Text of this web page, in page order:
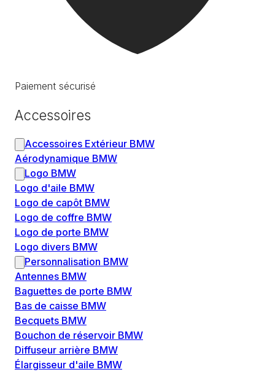
Paiement sécurisé
Accessoires
Accessoires Extérieur BMW
Aérodynamique BMW
Logo BMW
Logo d'aile BMW
Logo de capôt BMW
Logo de coffre BMW
Logo de porte BMW
Logo divers BMW
Personnalisation BMW
Antennes BMW
Baguettes de porte BMW
Bas de caisse BMW
Becquets BMW
Bouchon de réservoir BMW
Diffuseur arrière BMW
Élargisseur d'aile BMW